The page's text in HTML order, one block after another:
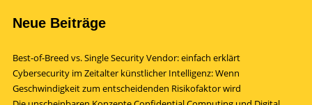
Neue Beiträge
Best-of-Breed vs. Single Security Vendor: einfach erklärt
Cybersecurity im Zeitalter künstlicher Intelligenz: Wenn
Geschwindigkeit zum entscheidenden Risikofaktor wird